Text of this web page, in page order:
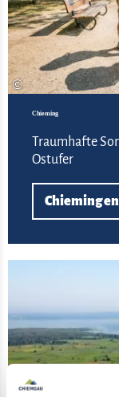
©
Chieming
Traumhafte
Ostufer
Chieming